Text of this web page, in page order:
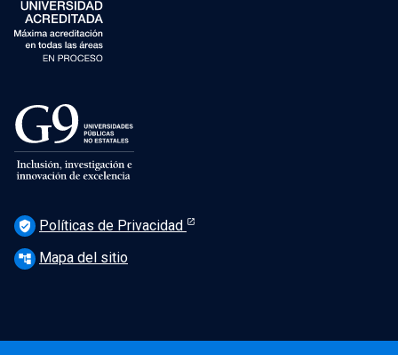
verified_user Políticas de Privacidad
account_tree Mapa del sitio